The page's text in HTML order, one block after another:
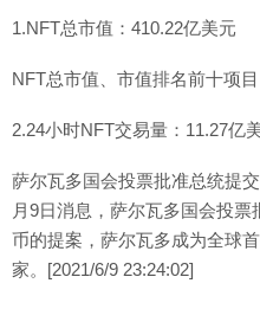
1.NFT总市值：410.22亿美元
NFT总市值、市值排名前十项
2.24小时NFT交易量：11.27亿
萨尔瓦多国会投票批准总统提
月9日消息，萨尔瓦多国会投
币的提案，萨尔瓦多成为全球
家。[2021/6/9 23:24:02]